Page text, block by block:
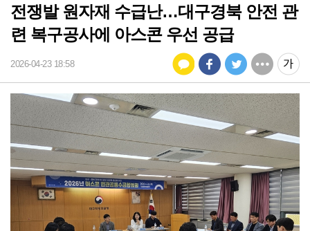
전쟁발 원자재 수급난…대구경북 안전 관
련 복구공사에 아스콘 우선 공급
2026-04-23 18:58